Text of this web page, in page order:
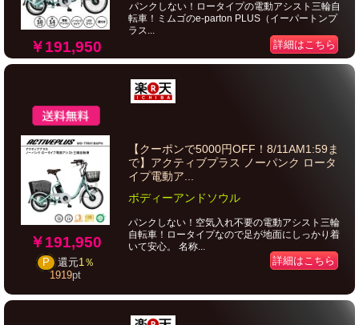
￥191,950
パンクしない！ロータイプの電動アシスト三輪自
転車！ミムゴのe-parton PLUS（イーパートンプ
ラス...
詳細はこちら
￥191,950
P 還元1％
1919pt
【クーポンで5000円OFF！8/11AM1:59ま
で】アクティブプラス ノーパンク ロータ
イプ電動ア...
ボディーアンドソウル
パンクしない！空気入れ不要の電動アシスト三輪
自転車！ロータイプなので足が地面にしっかり着
いて安心。 名称...
詳細はこちら